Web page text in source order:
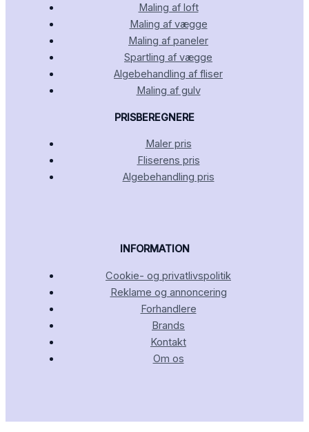
Maling af loft
Maling af vægge
Maling af paneler
Spartling af vægge
Algebehandling af fliser
Maling af gulv
PRISBEREGNERE
Maler pris
Fliserens pris
Algebehandling pris
INFORMATION
Cookie- og privatlivspolitik
Reklame og annoncering
Forhandlere
Brands
Kontakt
Om os